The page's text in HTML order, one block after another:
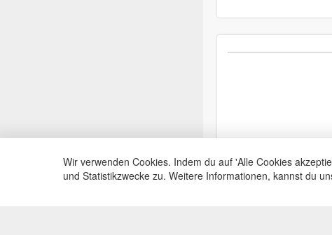
Wir verwenden Cookies. Indem du auf 'Alle Cookies
und Statistikzwecke zu. Weitere Informationen, kannst du